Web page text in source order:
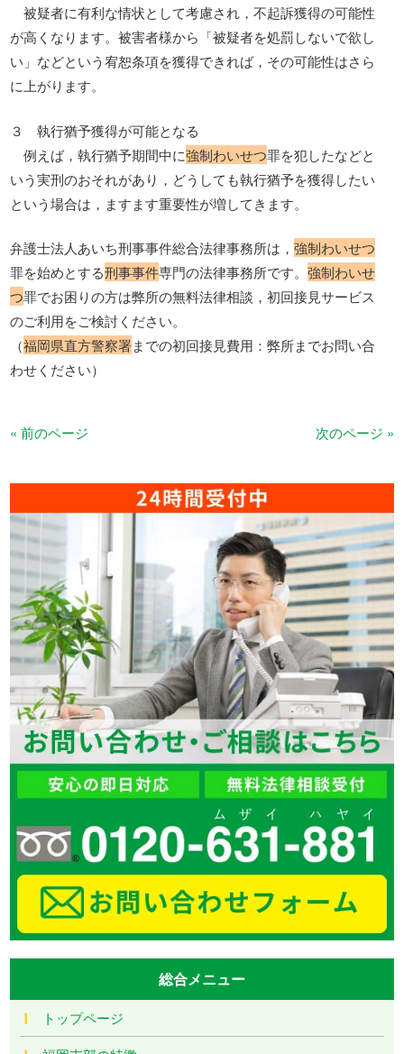
被疑者に有利な情状として考慮され，不起訴獲得の可能性
が高くなります。被害者様から「被疑者を処罰しないで欲し
い」などという宥恕条項を獲得できれば，その可能性はさら
に上がります。
３ 執行猶予獲得が可能となる
例えば，執行猶予期間中に強制わいせつ罪を犯したなどと
いう実刑のおそれがあり，どうしても執行猶予を獲得したい
という場合は，ますます重要性が増してきます。
弁護士法人あいち刑事事件総合法律事務所は，強制わいせつ
罪を始めとする刑事事件専門の法律事務所です。強制わいせ
つ罪でお困りの方は弊所の無料法律相談，初回接見サービス
のご利用をご検討ください。
（福岡県直方警察署までの初回接見費用：弊所までお問い合
わせください）
« 前のページ 次のページ »
総合メニュー
トップページ